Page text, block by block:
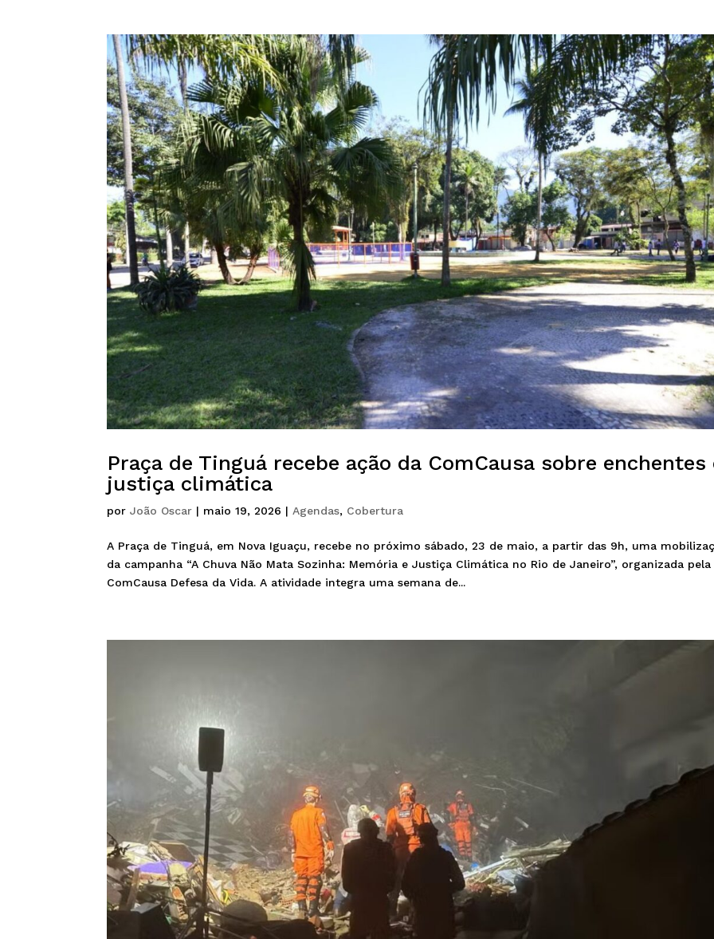
Praça de Tinguá recebe ação da ComCausa sobre enchentes
justiça climática
porJoão Oscar | maio 19, 2026 |Agendas, Cobertura
A Praça de Tinguá, em Nova Iguaçu, recebe no próximo sábado, 23 de maio, a partir das 9h, uma
da campanha “A Chuva Não Mata Sozinha: Memória e Justiça Climática no Rio de Janeiro”, organizada pela
ComCausa Defesa da Vida. A atividade integra uma semana de...